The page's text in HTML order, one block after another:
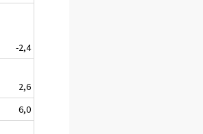
-2,4
2,6
6,0